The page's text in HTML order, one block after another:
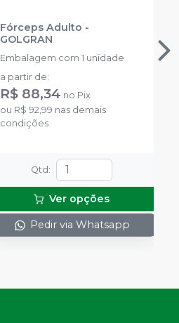
Fórceps Adulto -
GOLGRAN
Embalagem com 1 unidade
a partir de:
R$ 88,34 no Pix
ou R$ 92,99 nas demais
condições
Qtd :
Ver opções
Pedir via Whatsapp